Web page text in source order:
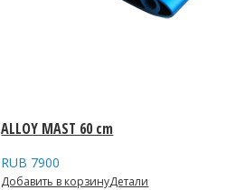
ALLOY MAST 60 cm
RUB 7900
Добавить в корзинуДетали